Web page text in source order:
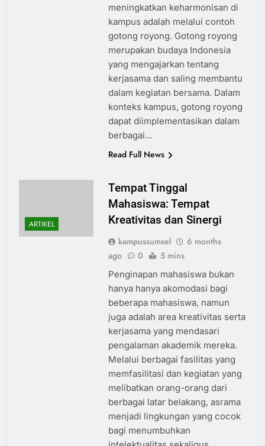
meningkatkan keharmonisan di
kampus adalah melalui contoh
gotong royong. Gotong royong
merupakan budaya Indonesia
yang mengajarkan tentang
kerjasama dan saling membantu
dalam kegiatan bersama. Dalam
konteks kampus, gotong royong
dapat diimplementasikan dalam
berbagai…
Read Full News
ARTIKEL
Tempat Tinggal
Mahasiswa: Tempat
Kreativitas dan Sinergi
kampussumsel
6 months
ago
0 5 mins
Penginapan mahasiswa bukan
hanya hanya akomodasi bagi
beberapa mahasiswa, namun
juga adalah area kreativitas serta
kerjasama yang mendasari
pengalaman akademik mereka.
Melalui berbagai fasilitas yang
memfasilitasi dan kegiatan yang
melibatkan orang-orang dari
berbagai latar belakang, asrama
menjadi lingkungan yang cocok
bagi menumbuhkan